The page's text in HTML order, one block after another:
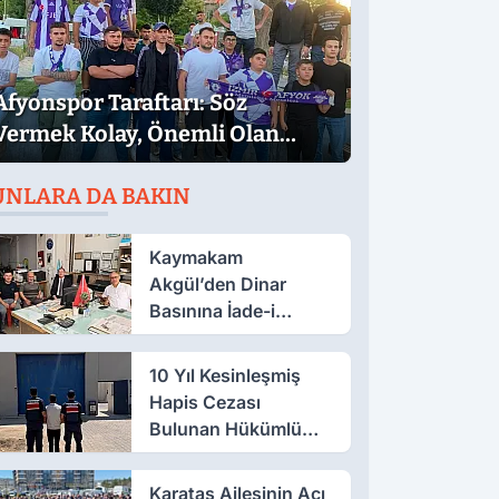
Taraftarı: Söz
Kolay, Önemli Olan
Arkasında Durmak
DA BAKIN
Kaymakam
Akgül’den Dinar
Basınına İade-i
Ziyaret
10 Yıl Kesinleşmiş
Hapis Cezası
Bulunan Hükümlü
Salar’da Yakalandı
Karataş Ailesinin Acı